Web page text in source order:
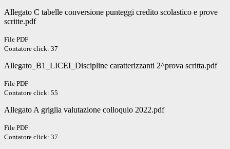
Allegato C tabelle conversione punteggi credito scolastico e prove
scritte.pdf
File PDF
Contatore click: 37
Allegato_B1_LICEI_Discipline caratterizzanti 2^prova scritta.pdf
File PDF
Contatore click: 55
Allegato A griglia valutazione colloquio 2022.pdf
File PDF
Contatore click: 37